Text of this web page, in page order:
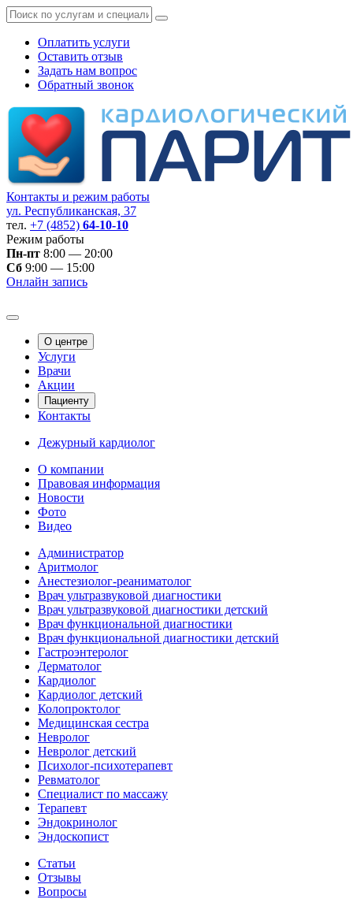
Оплатить услуги
Оставить отзыв
Задать нам вопрос
Обратный звонок
Контакты и режим работы
ул. Республиканская, 37
тел. +7 (4852) 64-10-10
Режим работы
Пн-пт 8:00 — 20:00
Сб 9:00 — 15:00
Онлайн запись
О центре
Услуги
Врачи
Акции
Пациенту
Контакты
Дежурный кардиолог
О компании
Правовая информация
Новости
Фото
Видео
Администратор
Аритмолог
Анестезиолог-реаниматолог
Врач ультразвуковой диагностики
Врач ультразвуковой диагностики детский
Врач функциональной диагностики
Врач функциональной диагностики детский
Гастроэнтеролог
Дерматолог
Кардиолог
Кардиолог детский
Колопроктолог
Медицинская сестра
Невролог
Невролог детский
Психолог-психотерапевт
Ревматолог
Специалист по массажу
Терапевт
Эндокринолог
Эндоскопист
Статьи
Отзывы
Вопросы